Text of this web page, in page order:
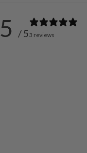
5 / 53 reviews